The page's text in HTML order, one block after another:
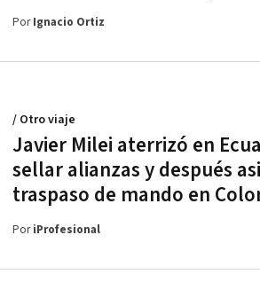
PorIgnacio Ortiz
Javier Milei aterrizó en
sellar alianzas y después
traspaso de mando en
/ Otro viaje
PoriProfesional